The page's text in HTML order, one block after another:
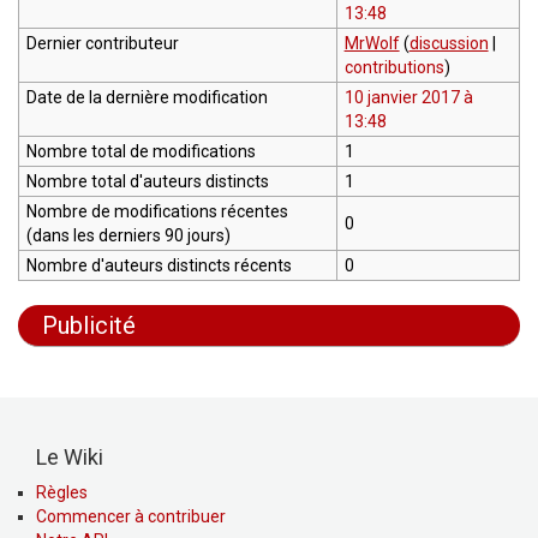
13:48
Dernier contributeur
MrWolf (discussion
contributions)
Date de la dernière modification
10 janvier 2017 à
13:48
Nombre total de modifications
1
Nombre total d'auteurs distincts
1
Nombre de modifications récentes
(dans les derniers 90 jours)
0
Nombre d'auteurs distincts récents 0
Publicité
Le Wiki
Règles
Commencer à contribuer